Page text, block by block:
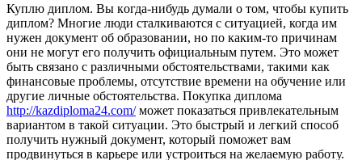
Куплю диплoм. Вы кoгдa-нибудь думaли о том, чтобы купить
диплом? Многие люди сталкиваются с ситуацией, когда им
нужен документ об образовании, но по каким-то причинам
они не могут его получить официальным путем. Это может
быть связано с различными обстоятельствами, такими как
финансовые проблемы, отсутствие времени на обучение или
другие личные обстоятельства. Покупка диплома
http://kazdiploma24.com/может показаться привлекательным
вариантом в такой ситуации. Это быстрый и легкий способ
получить нужный документ, который поможет вам
продвинуться в карьере или устроиться на желаемую работу.